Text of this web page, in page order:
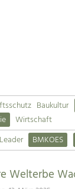
Baukultur
Wirtschaft
Leader BMKOES
Welterbe